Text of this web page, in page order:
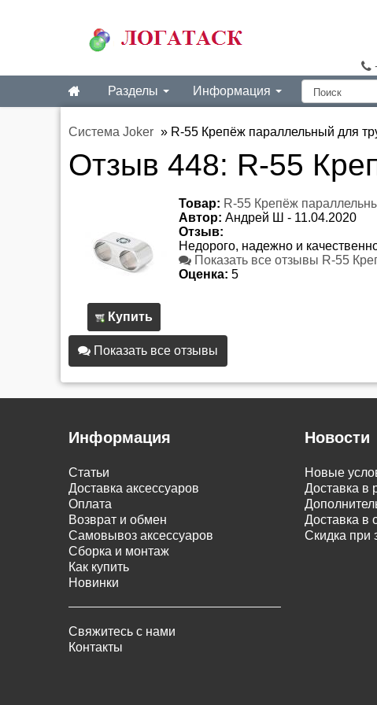
Разделы
Информация
Система Joker » R-55 Крепёж параллельный для
Отзыв 448: R-55
Купить
Товар: R-55 Крепёж
Автор: Андрей Ш - 11.04.2020
Отзыв:
Недорого, надежно и
Показать все отзывы R-55
Оценка: 5
Показать все отзывы
Информация
Статьи
Доставка аксессуаров
Оплата
Возврат и обмен
Самовывоз аксессуаров
Сборка и монтаж
Как купить
Новинки
Свяжитесь с нами
Контакты
Новости
Новые
Доставка в
Доставка в
Скидка при